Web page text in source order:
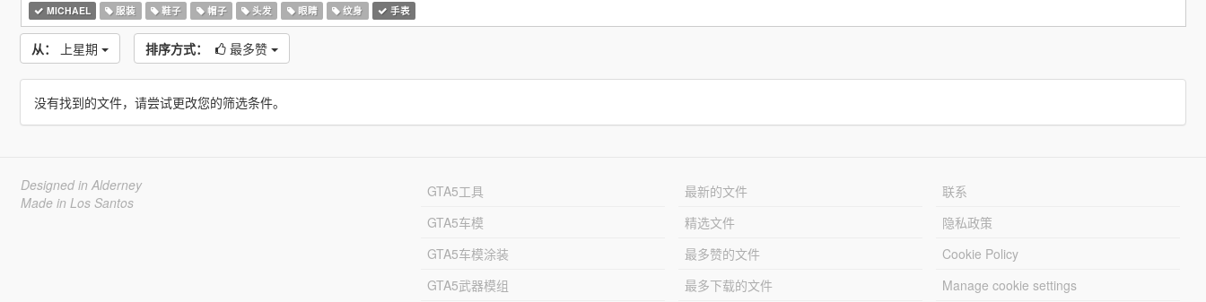
MICHAEL 服装 鞋子 帽子 头发 眼睛 纹身 手表
从： 上星期 排序方式： 最多赞
没有找到的文件，请尝试更改您的筛选条件。
Designed in Alderney
Made in Los Santos
GTA5工具
GTA5车模
GTA5车模涂装
GTA5武器模组
最新的文件
精选文件
最多赞的文件
最多下载的文件
联系
隐私政策
Cookie Policy
Manage cookie settings